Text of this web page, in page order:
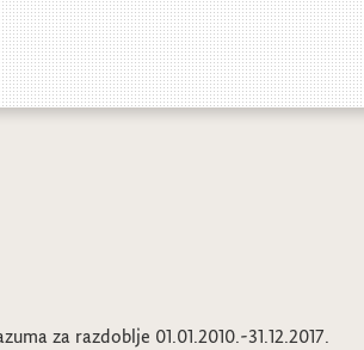
za razdoblje 01.01.2010.-31.12.2017.